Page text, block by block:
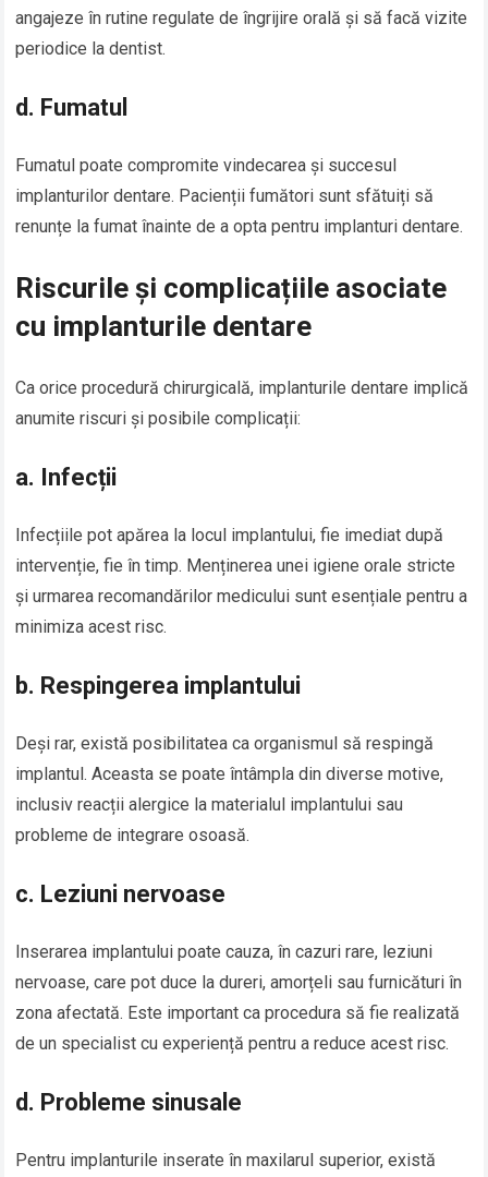
angajeze în rutine regulate de îngrijire orală și să facă vizite
periodice la dentist.
d. Fumatul
Fumatul poate compromite vindecarea și succesul
implanturilor dentare. Pacienții fumători sunt sfătuiți să
renunțe la fumat înainte de a opta pentru implanturi dentare.
Riscurile și complicațiile asociate
cu implanturile dentare
Ca orice procedură chirurgicală, implanturile dentare implică
anumite riscuri și posibile complicații:
a. Infecții
Infecțiile pot apărea la locul implantului, fie imediat după
intervenție, fie în timp. Menținerea unei igiene orale stricte
și urmarea recomandărilor medicului sunt esențiale pentru a
minimiza acest risc.
b. Respingerea implantului
Deși rar, există posibilitatea ca organismul să respingă
implantul. Aceasta se poate întâmpla din diverse motive,
inclusiv reacții alergice la materialul implantului sau
probleme de integrare osoasă.
c. Leziuni nervoase
Inserarea implantului poate cauza, în cazuri rare, leziuni
nervoase, care pot duce la dureri, amorțeli sau furnicături în
zona afectată. Este important ca procedura să fie realizată
de un specialist cu experiență pentru a reduce acest risc.
d. Probleme sinusale
Pentru implanturile inserate în maxilarul superior, există